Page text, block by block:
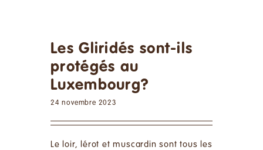
Les Gliridés sont-ils
protégés au
Luxembourg?
24 novembre 2023
Le loir, lérot et muscardin sont tous les